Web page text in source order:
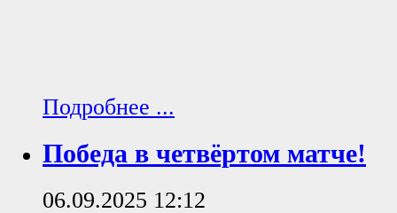
Подробнее ...
Победа в четвёртом матче!
06.09.2025 12:12